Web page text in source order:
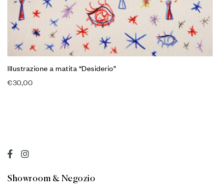
Illustrazione a matita “Desiderio”
€30,00
Showroom & Negozio